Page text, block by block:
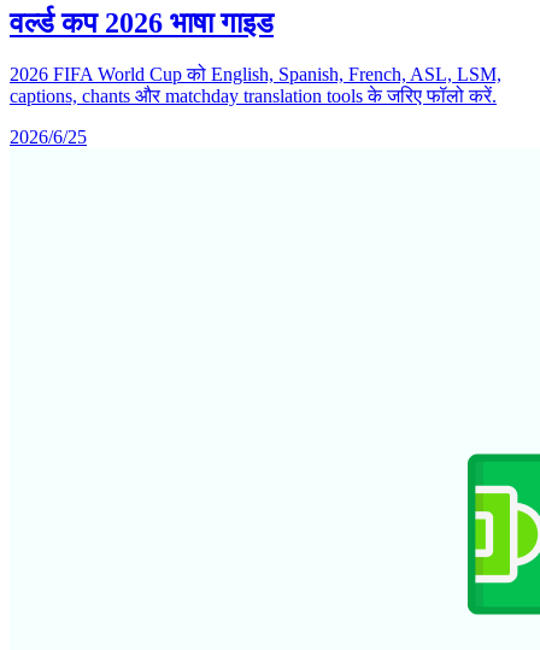
वर्ल्ड कप 2026 भाषा गाइड
2026 FIFA World Cup को English, Spanish, French, ASL, LSM,
captions, chants और matchday translation tools के जरिए फॉलो करें.
2026/6/25